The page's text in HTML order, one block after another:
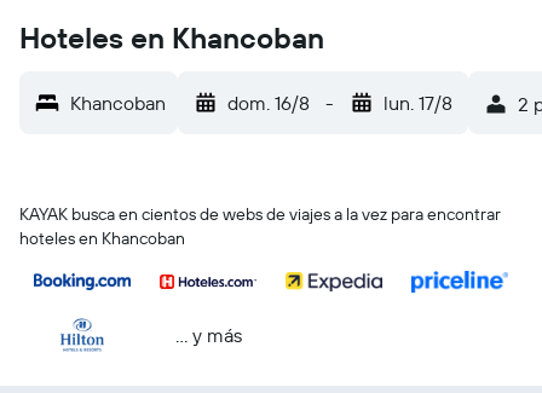
Hoteles en Khancoban
Khancoban dom. 16/8 - lun. 17/8 2
KAYAK busca en cientos de webs de viajes a la vez para encontrar
hoteles en Khancoban
… y más